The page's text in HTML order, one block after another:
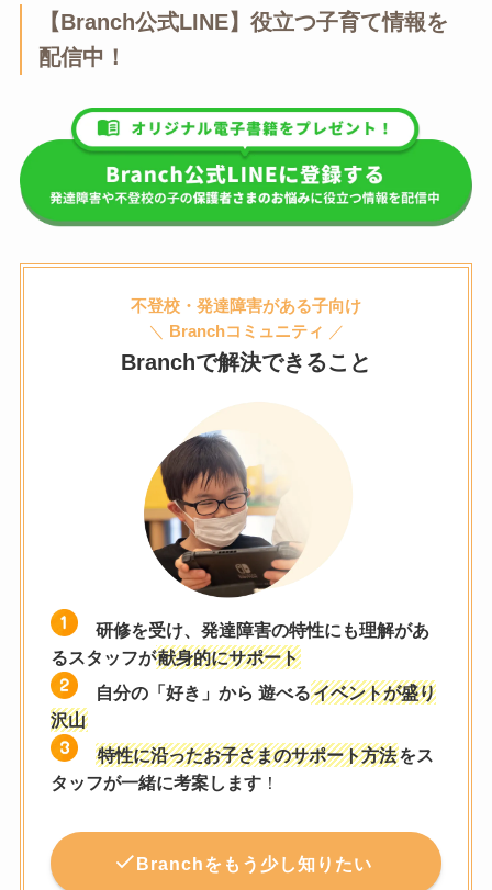
【Branch公式LINE】役立つ子育て情報を
配信中！
不登校・発達障害がある子向け
＼
Branchコミュニティ ／
Branchで解決できること
研修を受け、発達障害の特性にも理解があ
るスタッフが献身的にサポート
自分の「好き」から 遊べるイベントが盛り
沢山
特性に沿ったお子さまのサポート方法をス
タッフが一緒に考案します ！
Branchをもう少し知りたい